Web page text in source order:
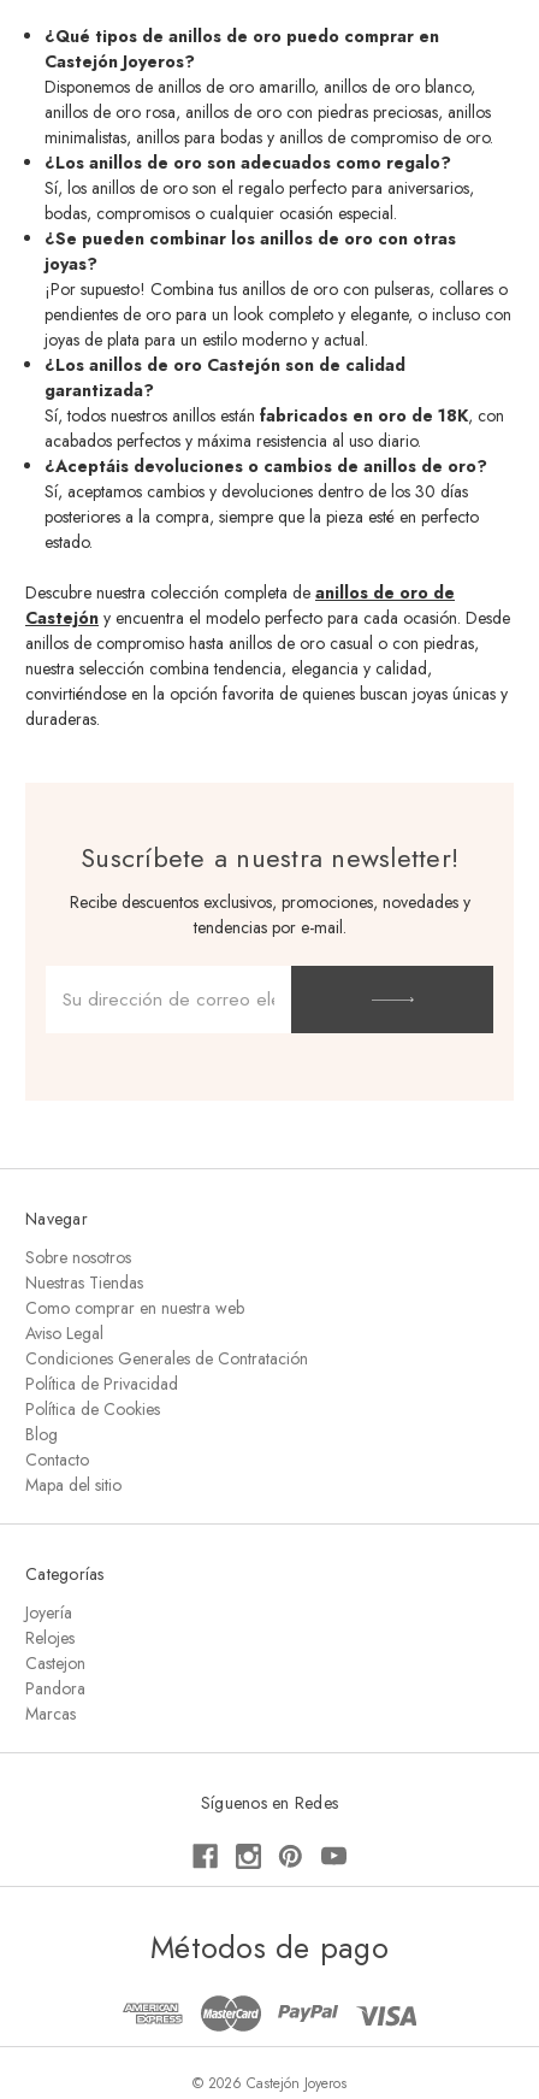
¿Qué tipos de anillos de oro puedo comprar en
Castejón Joyeros?
Disponemos de anillos de oro amarillo, anillos de oro blanco,
anillos de oro rosa, anillos de oro con piedras preciosas, anillos
minimalistas, anillos para bodas y anillos de compromiso de oro.
¿Los anillos de oro son adecuados como regalo?
Sí, los anillos de oro son el regalo perfecto para aniversarios,
bodas, compromisos o cualquier ocasión especial.
¿Se pueden combinar los anillos de oro con otras
joyas?
¡Por supuesto! Combina tus anillos de oro con pulseras, collares o
pendientes de oro para un look completo y elegante, o incluso con
joyas de plata para un estilo moderno y actual.
¿Los anillos de oro Castejón son de calidad
garantizada?
Sí, todos nuestros anillos estánfabricados en oro de 18K, con
acabados perfectos y máxima resistencia al uso diario.
¿Aceptáis devoluciones o cambios de anillos de oro?
Sí, aceptamos cambios y devoluciones dentro de los 30 días
posteriores a la compra, siempre que la pieza esté en perfecto
estado.
Descubre nuestra colección completa de anillos de oro de
Castejón y encuentra el modelo perfecto para cada ocasión. Desde
anillos de compromiso hasta anillos de oro casual o con piedras,
nuestra selección combina tendencia, elegancia y calidad,
convirtiéndose en la opción favorita de quienes buscan joyas únicas y
duraderas.
Suscríbete a nuestra newsletter!
Recibe descuentos exclusivos, promociones, novedades y
tendencias por e-mail.
de
correo
Navegar
Sobre nosotros
Nuestras Tiendas
Como comprar en nuestra web
Aviso Legal
Condiciones Generales de Contratación
Política de Privacidad
Política de Cookies
Blog
Contacto
Mapa del sitio
Categorías
Joyería
Relojes
Castejon
Pandora
Marcas
Síguenos en Redes
Métodos de pago
© 2026 Castejón Joyeros